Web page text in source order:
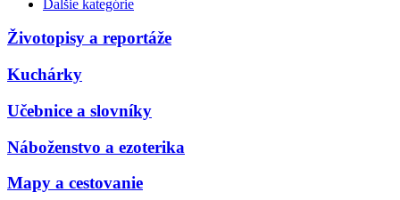
Ďalšie kategórie
Životopisy a reportáže
Kuchárky
Učebnice a slovníky
Náboženstvo a ezoterika
Mapy a cestovanie